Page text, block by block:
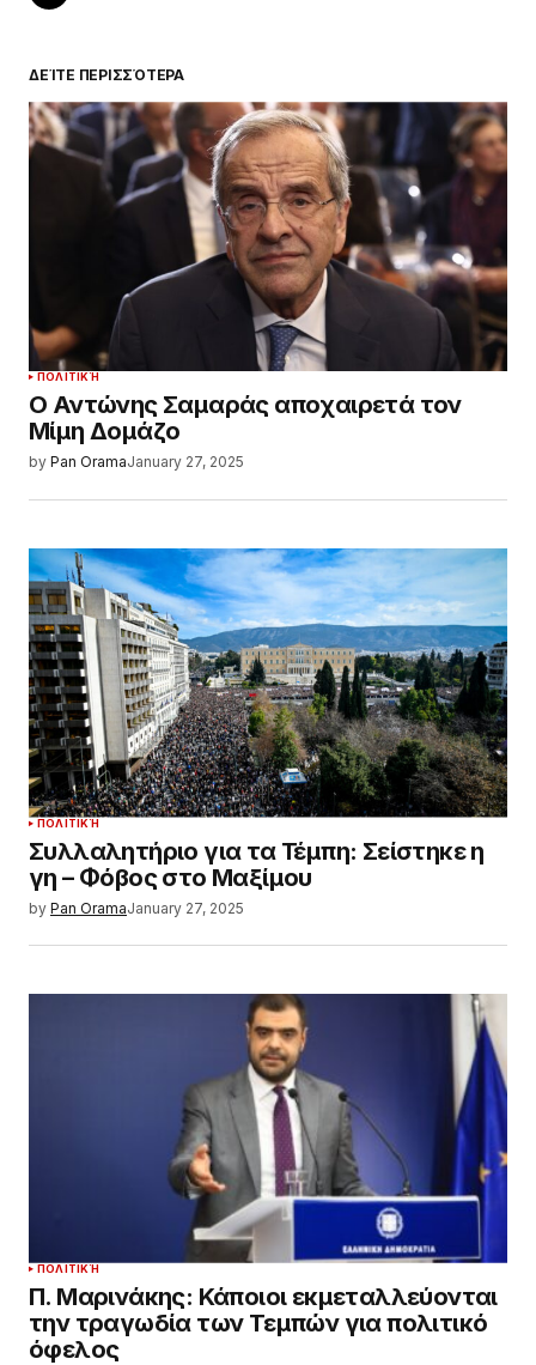
ΔΕΊΤΕ ΠΕΡΙΣΣΌΤΕΡΑ
ΠΟΛΙΤΙΚΉ
Ο Αντώνης Σαμαράς αποχαιρετά τον
Μίμη Δομάζο
by Pan OramaJanuary 27, 2025
ΠΟΛΙΤΙΚΉ
Συλλαλητήριο για τα Τέμπη: Σείστηκε η
γη – Φόβος στο Μαξίμου
by Pan OramaJanuary 27, 2025
ΠΟΛΙΤΙΚΉ
Π. Μαρινάκης: Κάποιοι εκμεταλλεύονται
την τραγωδία των Τεμπών για πολιτικό
όφελος